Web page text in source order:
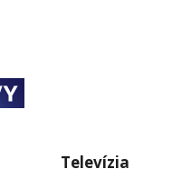
Televízia